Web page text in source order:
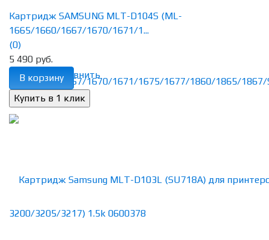
избранное сравнить
Картридж SAMSUNG MLT-D104S (ML-
1665/1660/1667/1670/1671/1...
(0)
5 490 руб.
В корзину